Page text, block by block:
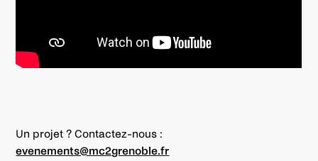
Un projet ? Contactez-nous :
evenements@mc2grenoble.fr